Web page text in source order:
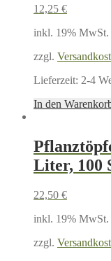
12,25 €
inkl. 19% MwSt.
zzgl.
Lieferzeit: 2-4
In den
Liter, 100
22,50 €
inkl. 19% MwSt.
zzgl.